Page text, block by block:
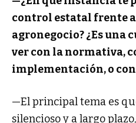
control estatal frente
agronegocio? ¿Es una
ver con la normativa,
implementación, o con
—El principal tema es
silencioso y a largo